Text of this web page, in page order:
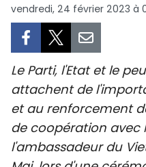
vendredi, 24 février 2023 à
Le Parti, l'Etat et le
attachent de
et au renforcement
de coopération avec
l'ambassadeur du